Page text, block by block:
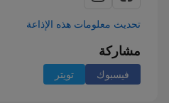
تحديث معلومات هذه الإذاعة
مشاركة
فيسبوك تويتر